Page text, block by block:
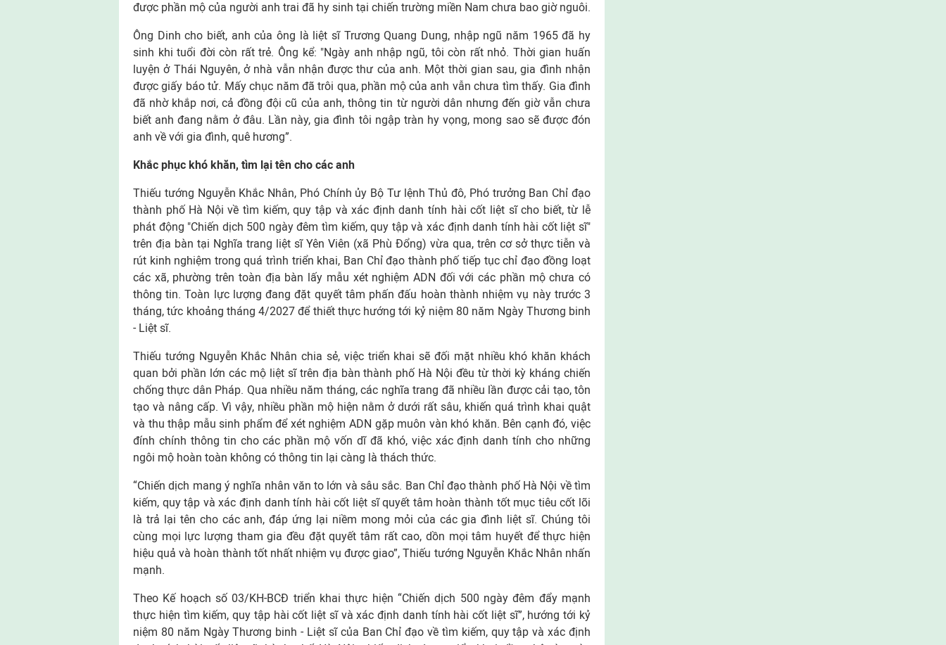
được phần mộ của người anh trai đã hy sinh tại chiến trường miền Nam chưa bao giờ nguôi.
Ông Dinh cho biết, anh của ông là liệt sĩ Trương Quang Dung, nhập ngũ năm 1965 đã hy
sinh khi tuổi đời còn rất trẻ. Ông kể: "Ngày anh nhập ngũ, tôi còn rất nhỏ. Thời gian huấn
luyện ở Thái Nguyên, ở nhà vẫn nhận được thư của anh. Một thời gian sau, gia đình nhận
được giấy báo tử. Mấy chục năm đã trôi qua, phần mộ của anh vẫn chưa tìm thấy. Gia đình
đã nhờ khắp nơi, cả đồng đội cũ của anh, thông tin từ người dân nhưng đến giờ vẫn chưa
biết anh đang nằm ở đâu. Lần này, gia đình tôi ngập tràn hy vọng, mong sao sẽ được đón
anh về với gia đình, quê hương”.
Khắc phục khó khăn, tìm lại tên cho các anh
Thiếu tướng Nguyễn Khắc Nhân, Phó Chính ủy Bộ Tư lệnh Thủ đô, Phó trưởng Ban Chỉ đạo
thành phố Hà Nội về tìm kiếm, quy tập và xác định danh tính hài cốt liệt sĩ cho biết, từ lễ
phát động "Chiến dịch 500 ngày đêm tìm kiếm, quy tập và xác định danh tính hài cốt liệt sĩ"
trên địa bàn tại Nghĩa trang liệt sĩ Yên Viên (xã Phù Đổng) vừa qua, trên cơ sở thực tiễn và
rút kinh nghiệm trong quá trình triển khai, Ban Chỉ đạo thành phố tiếp tục chỉ đạo đồng loạt
các xã, phường trên toàn địa bàn lấy mẫu xét nghiệm ADN đối với các phần mộ chưa có
thông tin. Toàn lực lượng đang đặt quyết tâm phấn đấu hoàn thành nhiệm vụ này trước 3
tháng, tức khoảng tháng 4/2027 để thiết thực hướng tới kỷ niệm 80 năm Ngày Thương binh
- Liệt sĩ.
Thiếu tướng Nguyễn Khắc Nhân chia sẻ, việc triển khai sẽ đối mặt nhiều khó khăn khách
quan bởi phần lớn các mộ liệt sĩ trên địa bàn thành phố Hà Nội đều từ thời kỳ kháng chiến
chống thực dân Pháp. Qua nhiều năm tháng, các nghĩa trang đã nhiều lần được cải tạo, tôn
tạo và nâng cấp. Vì vậy, nhiều phần mộ hiện nằm ở dưới rất sâu, khiến quá trình khai quật
và thu thập mẫu sinh phẩm để xét nghiệm ADN gặp muôn vàn khó khăn. Bên cạnh đó, việc
đính chính thông tin cho các phần mộ vốn dĩ đã khó, việc xác định danh tính cho những
ngôi mộ hoàn toàn không có thông tin lại càng là thách thức.
“Chiến dịch mang ý nghĩa nhân văn to lớn và sâu sắc. Ban Chỉ đạo thành phố Hà Nội về tìm
kiếm, quy tập và xác định danh tính hài cốt liệt sĩ quyết tâm hoàn thành tốt mục tiêu cốt lõi
là trả lại tên cho các anh, đáp ứng lại niềm mong mỏi của các gia đình liệt sĩ. Chúng tôi
cùng mọi lực lượng tham gia đều đặt quyết tâm rất cao, dồn mọi tâm huyết để thực hiện
hiệu quả và hoàn thành tốt nhất nhiệm vụ được giao”, Thiếu tướng Nguyễn Khắc Nhân nhấn
mạnh.
Theo Kế hoạch số 03/KH-BCĐ triển khai thực hiện “Chiến dịch 500 ngày đêm đẩy mạnh
thực hiện tìm kiếm, quy tập hài cốt liệt sĩ và xác định danh tính hài cốt liệt sĩ”, hướng tới kỷ
niệm 80 năm Ngày Thương binh - Liệt sĩ của Ban Chỉ đạo về tìm kiếm, quy tập và xác định